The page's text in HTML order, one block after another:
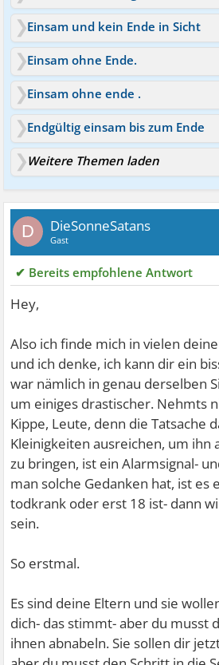
Einsam und kein Ende in Sicht
Einsam ohne Ende.
Einsam ohne ende .
Endgültig einsam bis zum Ende
Weitere Themen laden
D DieSonneSatans
Gast
✔ Bereits empfohlene Antwort
Hey,
Also ich finde mich in vielen
und ich denke, ich kann dir ein
war nämlich in genau derselben
um einiges drastischer. Nehmts
Kippe, Leute, denn die Tatsache
Kleinigkeiten ausreichen, um ihn
zu bringen, ist ein Alarmsignal-
man solche Gedanken hat, ist es
todkrank oder erst 18 ist- dann
sein.
So erstmal.
Es sind deine Eltern und sie
dich- das stimmt- aber du musst
ihnen abnabeln. Sie sollen dir